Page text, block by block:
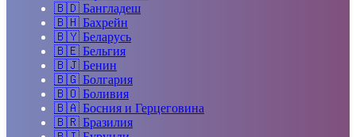
🇧🇩 Бангладеш
🇧🇭 Бахрейн
🇧🇾 Беларусь
🇧🇪 Бельгия
🇧🇯 Бенин
🇧🇬 Болгария
🇧🇴 Боливия
🇧🇦 Босния и Герцеговина
🇧🇷 Бразилия